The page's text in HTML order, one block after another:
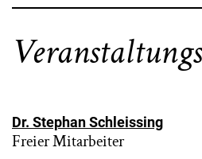
Dr. Stephan Schleissing
Freier Mitarbeiter